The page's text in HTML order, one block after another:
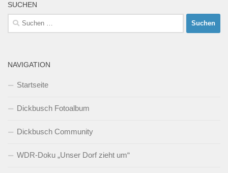
SUCHEN
Suchen
nach:
NAVIGATION
Startseite
Dickbusch Fotoalbum
Dickbusch Community
WDR-Doku „Unser Dorf zieht um“